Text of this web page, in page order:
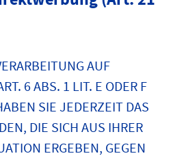
AUF
6 ABS. 1 LIT. E ODER F
SIE JEDERZEIT DAS
DIE SICH AUS IHRER
ERGEBEN, GEGEN